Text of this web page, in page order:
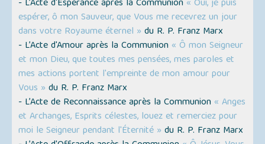
- L’Acte d'Espérance après la Communion « Oui, je puis
espérer, ô mon Sauveur, que Vous me recevrez un jour
dans votre Royaume éternel » du R. P. Franz Marx
- L’Acte d'Amour après la Communion « Ô mon Seigneur
et mon Dieu, que toutes mes pensées, mes paroles et
mes actions portent l'empreinte de mon amour pour
Vous » du R. P. Franz Marx
- L’Acte de Reconnaissance après la Communion « Anges
et Archanges, Esprits célestes, louez et remerciez pour
moi le Seigneur pendant l'Éternité » du R. P. Franz Marx